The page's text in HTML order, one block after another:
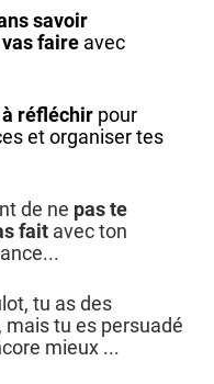
savoir
faire avec
à réfléchir pour
et organiser tes
de ne pas te
fait avec ton
tu as des
tu es persuadé
mieux ...